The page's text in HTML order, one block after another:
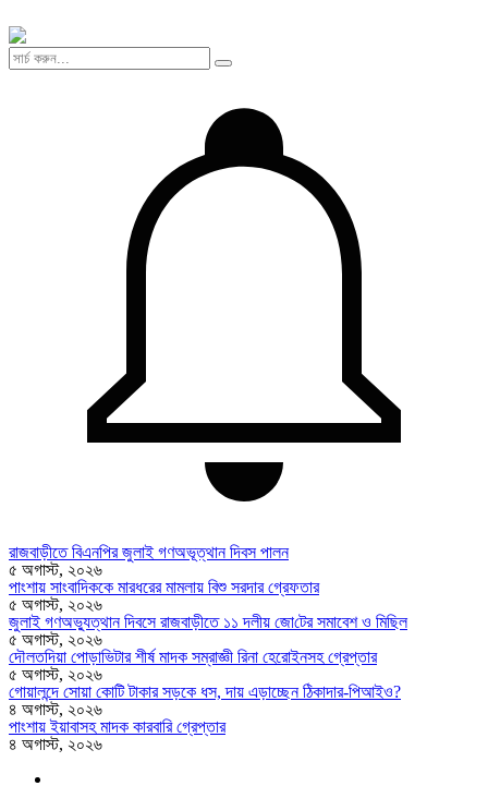
রাজবাড়ীতে বিএন‌পির জুলাই গণঅভূত্থান দিবস পালন
৫ অগাস্ট, ২০২৬
পাংশায় সাংবাদিককে মারধরের মামলায় বিশু সরদার গ্রেফতার
৫ অগাস্ট, ২০২৬
জুলাই গণঅভ্যুত্থান দিবসে রাজবাড়ীতে ১১ দলীয় জো‌টের সমাবেশ ও মি‌ছিল
৫ অগাস্ট, ২০২৬
দৌলতদিয়া পোড়াভিটার শীর্ষ মাদক সম্রাজ্ঞী রিনা হেরোইনসহ গ্রেপ্তার
৫ অগাস্ট, ২০২৬
গোয়ালন্দে সোয়া কোটি টাকার সড়কে ধস, দায় এড়াচ্ছেন ঠিকাদার-পিআইও?
৪ অগাস্ট, ২০২৬
পাংশায় ইয়াবাসহ মাদক কারবারি গ্রেপ্তার
৪ অগাস্ট, ২০২৬